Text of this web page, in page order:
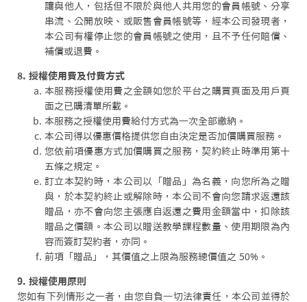
讓與他人，包括但不限於與他人共用您的會員帳號、分享
串流、公開放映、或販售會員帳號等，經本公司發現者，
本公司有權停止您的會員帳號之使用，且不予任何賠償、
補償或退費。
8. 授權使用費及付費方式
本服務授權使用費之金額如您於平台之購買頁面及用戶頁
面之已購清單所載。
本服務之授權使用費給付方式為一次全部繳納。
本公司得以優惠價格提供您自由決定是否加價購買服務。
您依前項優惠方式加價購買之服務，契約終止時準用第十
五條之規定。
訂立本契約時，本公司以「贈品」為名義，向您所為之贈
與，於本契約終止或解除時，本公司不會向您請求返還該
贈品，亦不會向您主張應自返還之費用金額當中，扣除該
贈品之價額。本公司以贈送教學課程數量、使用期限為內
容而簽訂契約者，亦同。
前項「贈品」，其價值之上限為服務總價值之 50%。
9. 授權使用原則
您如有下列情形之一者，由您自負一切法律責任，本公司並得於